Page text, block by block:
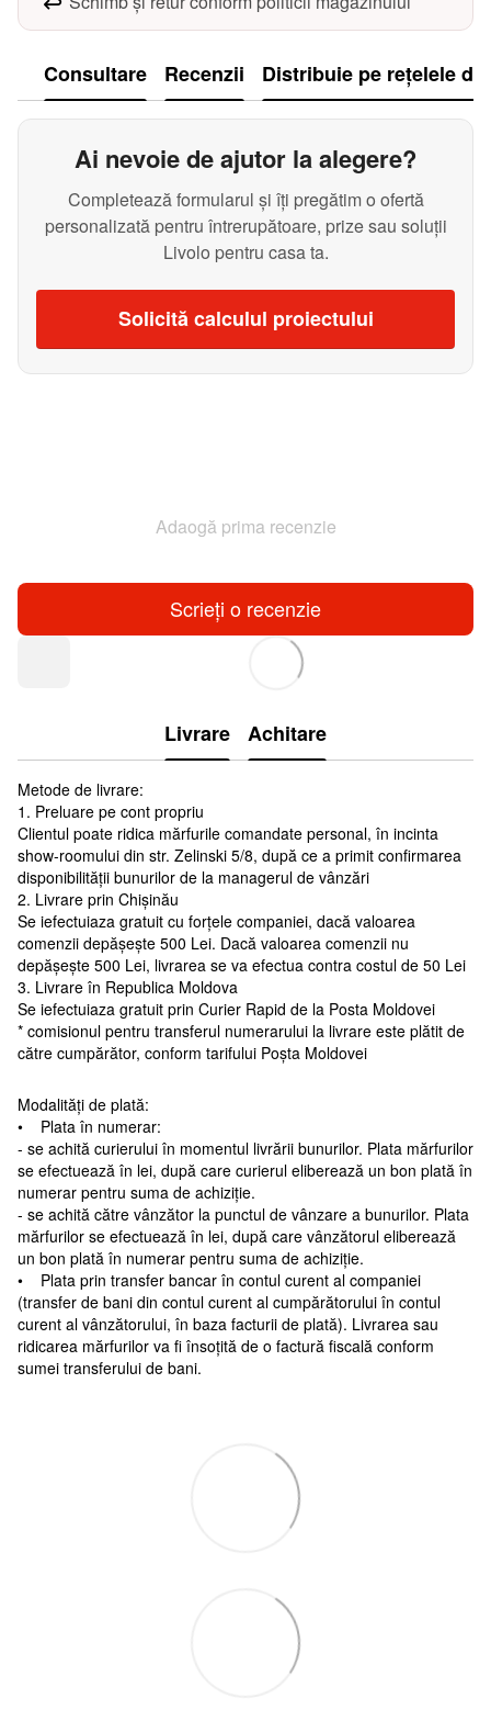
Consultare Recenzii Distribuie pe rețelele
Ai nevoie de ajutor la alegere?
Completează formularul și îți pregătim o ofertă
personalizată pentru întrerupătoare, prize sau soluții
Livolo pentru casa ta.
Solicită calculul proiectului
Adaogă prima recenzie
Scrieți o recenzie
Livrare Achitare
Metode de livrare:
1. Preluare pe cont propriu
Clientul poate ridica mărfurile comandate personal, în incinta
show-roomului din str. Zelinski 5/8, după ce a primit confirmarea
disponibilității bunurilor de la managerul de vânzări
2. Livrare prin Chișinău
Se iefectuiaza gratuit cu forțele companiei, dacă valoarea
comenzii depășește 500 Lei. Dacă valoarea comenzii nu
depășește 500 Lei, livrarea se va efectua contra costul de 50 Lei
3. Livrare în Republica Moldova
Se iefectuiaza gratuit prin Curier Rapid de la Posta Moldovei
* comisionul pentru transferul numerarului la livrare este plătit de
către cumpărător, conform tarifului Poșta Moldovei
Modalități de plată:
• Plata în numerar:
- se achită curierului în momentul livrării bunurilor. Plata mărfurilor
se efectuează în lei, după care curierul eliberează un bon plată în
numerar pentru suma de achiziție.
- se achită către vânzător la punctul de vânzare a bunurilor. Plata
mărfurilor se efectuează în lei, după care vânzătorul eliberează
un bon plată în numerar pentru suma de achiziție.
• Plata prin transfer bancar în contul curent al companiei
(transfer de bani din contul curent al cumpărătorului în contul
curent al vânzătorului, în baza facturii de plată). Livrarea sau
ridicarea mărfurilor va fi însoțită de o factură fiscală conform
sumei transferului de bani.